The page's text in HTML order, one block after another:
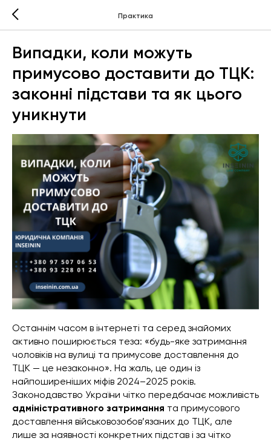
Практика
Випадки, коли можуть
примусово доставити до ТЦК:
законні підстави та як цього
уникнути
Останнім часом в інтернеті та серед знайомих
активно поширюється теза: «будь-яке затримання
чоловіків на вулиці та примусове доставлення до
ТЦК — це незаконно». На жаль, це один із
найпоширеніших міфів 2024–2025 років.
Законодавство України чітко передбачає можливість
адміністративного затримання та примусового
доставлення військовозобов’язаних до ТЦК, але
лише за наявності конкретних підстав і за чітко